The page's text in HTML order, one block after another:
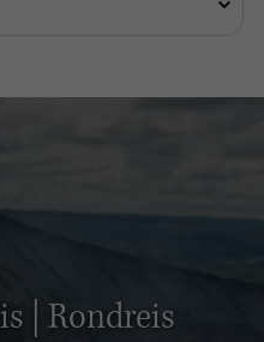
| Rondreis